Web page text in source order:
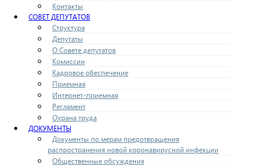
Контакты
СОВЕТ ДЕПУТАТОВ
Структура
Депутаты
О Совете депутатов
Комиссии
Кадровое обеспечение
Приемная
Интернет-приемная
Регламент
Охрана труда
ДОКУМЕНТЫ
Документы по мерам предотвращения
распространения новой коронавирусной инфекции
Общественные обсуждения